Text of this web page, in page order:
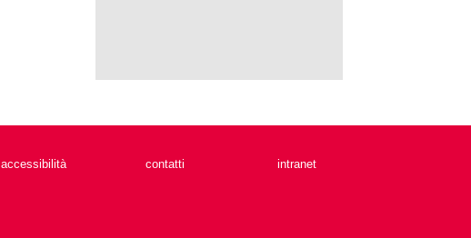
accessibilità contatti intranet